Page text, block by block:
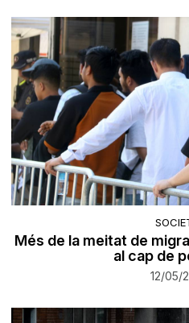
Més de la meitat de
al cap de
12/05/